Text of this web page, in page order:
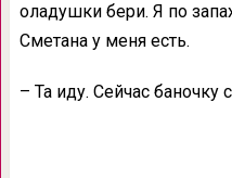
оладушки бери. Я по
Сметана у меня есть.
– Та иду. Сейчас